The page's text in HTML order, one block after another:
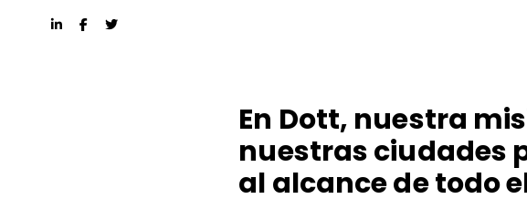
En Dott, nuestra
nuestras ciudades
al alcance de todo